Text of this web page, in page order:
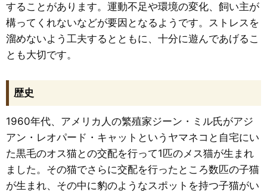
することがあります。運動不足や環境の変化、飼い主が
構ってくれないなどが要因となるようです。ストレスを
溜めないよう工夫するとともに、十分に遊んであげるこ
とも大切です。
歴史
1960年代、アメリカ人の繁殖家ジーン・ミル氏がアジ
アン・レオパード・キャットというヤマネコと自宅にい
た黒毛のオス猫との交配を行って1匹のメス猫が生まれ
ました。その猫でさらに交配を行ったところ数匹の子猫
が生まれ、その中に豹のようなスポットを持つ子猫がい